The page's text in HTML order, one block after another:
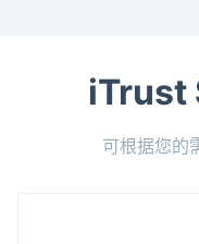
iTrust
可根据您的